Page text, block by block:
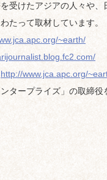
受けたアジアの人々や
たって取材しています。
~earth/
http://www.jca.apc.org/
ープライズ」の取締役